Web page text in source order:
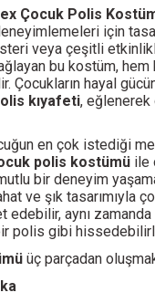
Çocuk Polis
için
veya çeşitli
bu kostüm, hem
Çocukların hayal
kıyafeti,
en çok istediği
polis kostümü ile
bir deneyim
ve şık tasarımıyla
edebilir, aynı zamanda
polis gibi
üç parçadan